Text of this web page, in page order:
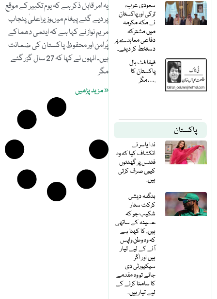
سعودی عرب،
ترکی اور پاکستان
نے مکہ مکرمہ
میں مشترکہ
دفاعی معاہدے پر
دستخط کر دیئے۔
فیفا فٹ بال
پاکستان کا
مگر….
پاکستان
ندا یاسر نے
انکشاف کیا کہ وہ
فٹنس پر گھنٹوں
کیوں صرف کرتی
ہیں۔
بنگلہ دیشی
کرکٹ سٹار
شکیب جو کہ
حسینہ کے ساتھی
ہیں، کا کہنا ہے
کہ وہ وطن واپس
آنے کے لیے تیار
ہیں اور اگر
سیکیورٹی دی
جائے تو وہ مقدمے
کا سامنا کرنے کے
لیے تیار ہیں۔
یہ امر قابل ذکر ہے کہ یوم تکبیر کے موقع
پر دیے گئے پیغام میںوزیراعلیٰ پنجاب
مریم نواز نے کہا ہے کہ ایٹمی دھماکے
پُرامن اور محفوظ پاکستان کی ضمانت
ہیں۔ انہوں نے کہا کہ 27 سال گزر گئے
مگر
« مزید پڑھیں